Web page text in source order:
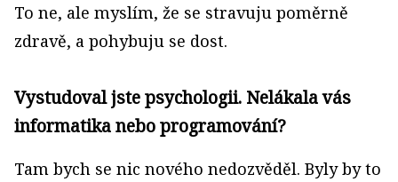
To ne, ale myslím, že se stravuju poměrně
zdravě, a pohybuju se dost.
Vystudoval jste psychologii. Nelákala vás
informatika nebo programování?
Tam bych se nic nového nedozvěděl. Byly by to